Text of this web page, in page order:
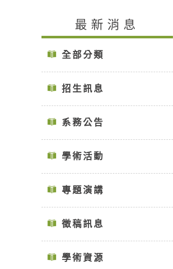
最新消息
全部分類
招生訊息
系務公告
學術活動
專題演講
徵稿訊息
學術資源